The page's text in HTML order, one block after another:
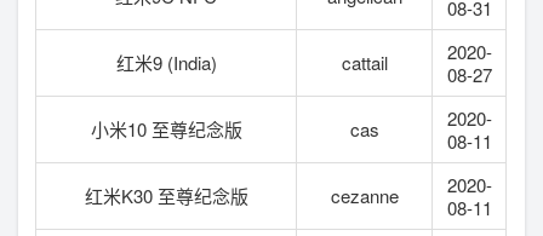
08-31
红米9 (India) cattail
2020-
08-27
小米10 至尊纪念版 cas
2020-
08-11
红米K30 至尊纪念版 cezanne
2020-
08-11